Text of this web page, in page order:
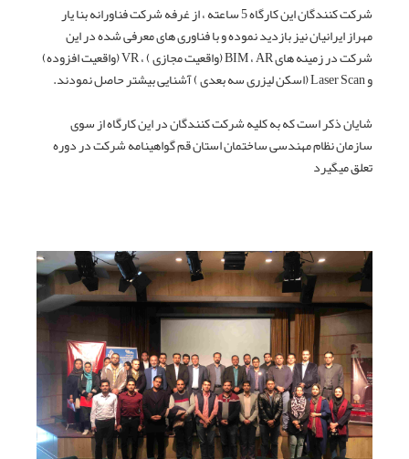
شرکت کنندگان این کارگاه 5 ساعته ، از غرفه شرکت فناورانه بنا یار
مهراز ایرانیان نیز بازدید نموده و با فناوری های معرفی شده در این
شرکت در زمینه های BIM ، AR (واقعیت مجازی ) ، VR (واقعیت افزوده)
و Laser Scan (اسکن لیزری سه بعدی ) آشنایی بیشتر حاصل نمودند.
شایان ذکر است که به کلیه شرکت کنندگان در این کارگاه از سوی
سازمان نظام مهندسی ساختمان استان قم گواهینامه شرکت در دوره
تعلق میگیرد